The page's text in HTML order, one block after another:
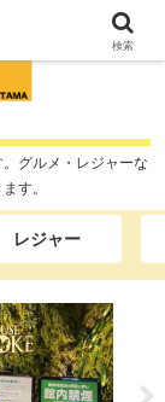
グルメ・レジャーな
す。
レジャー
検索